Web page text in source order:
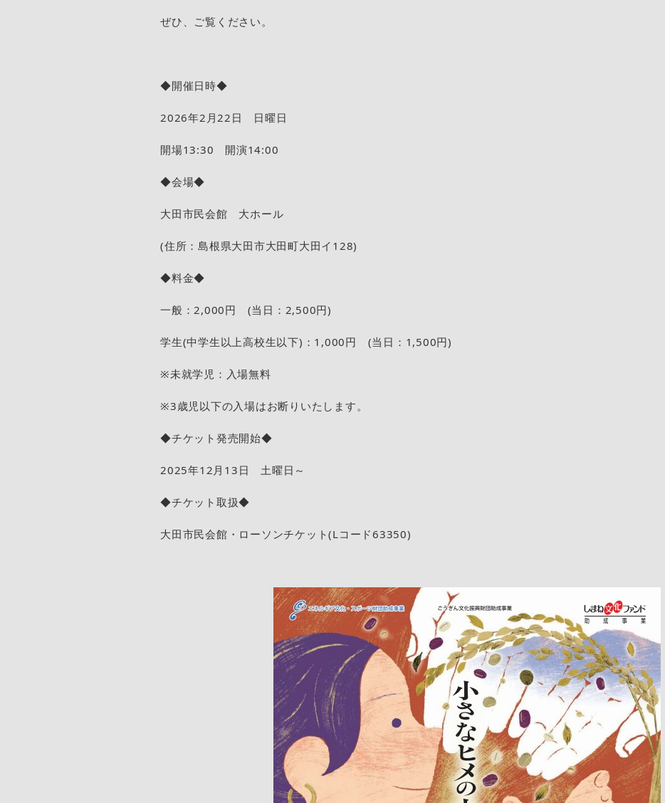
ぜひ、ご覧ください。
◆開催日時◆
2026年2月22日 日曜日
開場13:30 開演14:00
◆会場◆
大田市民会館 大ホール
(住所：島根県大田市大田町大田イ128)
◆料金◆
一般：2,000円 (当日：2,500円)
学生(中学生以上高校生以下)：1,000円 (当日：1,500円)
※未就学児：入場無料
※3歳児以下の入場はお断りいたします。
◆チケット発売開始◆
2025年12月13日 土曜日～
◆チケット取扱◆
大田市民会館・ローソンチケット(Lコード63350)